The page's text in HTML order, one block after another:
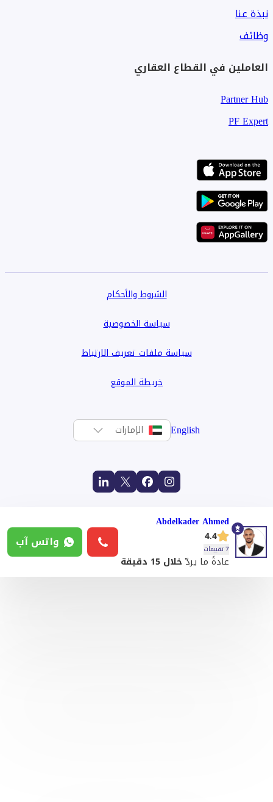
نبذة عنا
وظائف
العاملين في القطاع العقاري
Partner Hub
PF Expert
الشروط والأحكام
سياسة الخصوصية
سياسة ملفات تعريف الارتباط
خريطة الموقع
English الإمارات
Abdelkader Ahmed
4.4
7 تقييمات
عادةً ما يردّخلال 15 دقيقة
واتس آب